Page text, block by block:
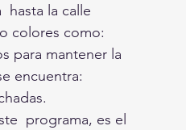
hasta la calle
colores como:
para mantener la
encuentra:
programa, es el